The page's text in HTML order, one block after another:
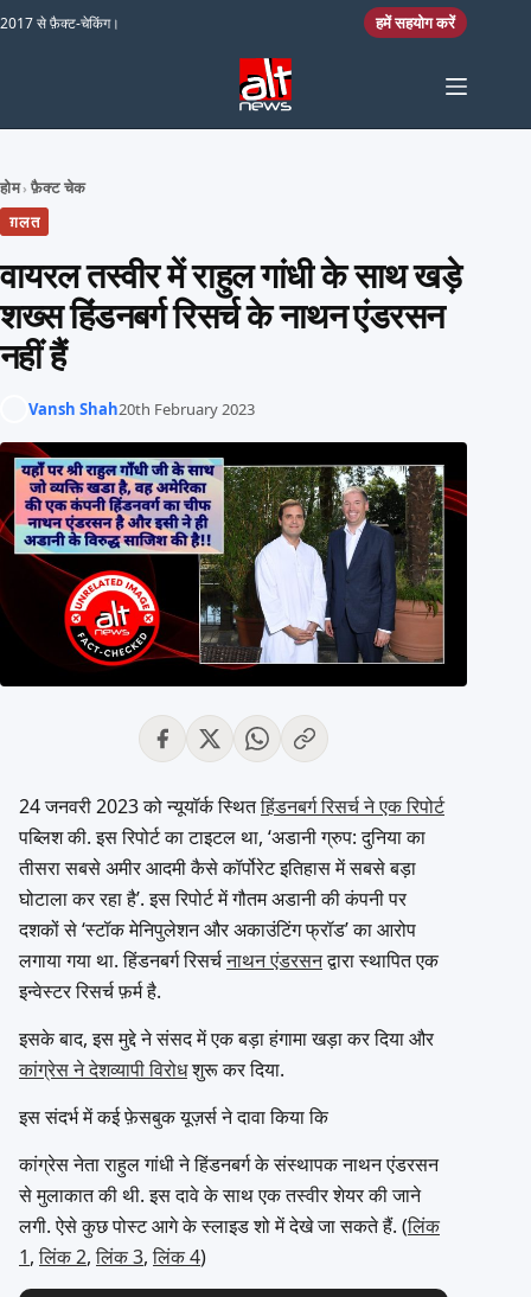
Skip to content
2017 से फ़ैक्ट-चेकिंग। हमें सहयोग करें
होम › फ़ैक्ट चेक
ग़लत
वायरल तस्वीर में राहुल गांधी के साथ खड़े
शख्स हिंडनबर्ग रिसर्च के नाथन एंडरसन
नहीं हैं
Vansh Shah20th February 2023
24 जनवरी 2023 को न्यूयॉर्क स्थितहिंडनबर्ग रिसर्च ने एक रिपोर्ट
पब्लिश की. इस रिपोर्ट का टाइटल था, ‘अडानी ग्रुप: दुनिया का
तीसरा सबसे अमीर आदमी कैसे कॉर्पोरेट इतिहास में सबसे बड़ा
घोटाला कर रहा है’. इस रिपोर्ट में गौतम अडानी की कंपनी पर
दशकों से ‘स्टॉक मेनिपुलेशन और अकाउंटिंग फ्रॉड’ का आरोप
लगाया गया था. हिंडनबर्ग रिसर्चनाथन एंडरसनद्वारा स्थापित एक
इन्वेस्टर रिसर्च फ़र्म है.
इसके बाद, इस मुद्दे ने संसद में एक बड़ा हंगामा खड़ा कर दिया और
कांग्रेस ने देशव्यापी विरोधशुरू कर दिया.
इस संदर्भ में कई फ़ेसबुक यूज़र्स ने दावा किया कि
कांग्रेस नेता राहुल गांधी ने हिंडनबर्ग के संस्थापक नाथन एंडरसन
से मुलाकात की थी. इस दावे के साथ एक तस्वीर शेयर की जाने
लगी. ऐसे कुछ पोस्ट आगे के स्लाइड शो में देखे जा सकते हैं. (लिंक
1,लिंक 2,लिंक 3,लिंक 4)